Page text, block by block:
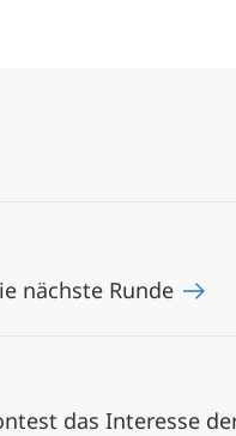
nächste Runde
das Interesse